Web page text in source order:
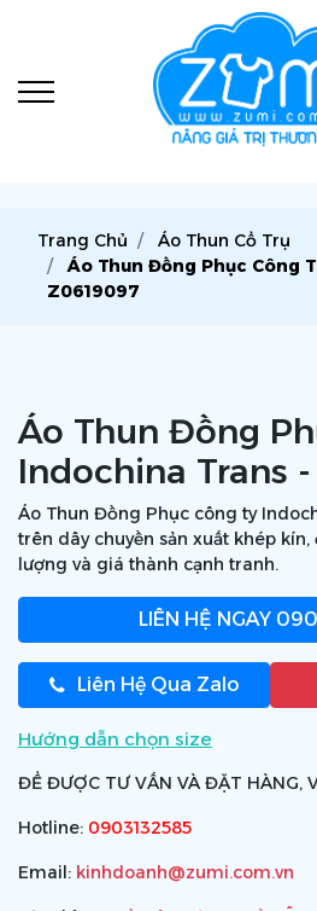
Trang Chủ
Áo Thun Cổ Trụ
Áo Thun Đồng Phục Công
Z0619097
Áo Thun Đồng
Indochina Trans
Áo Thun Đồng Phục công ty
trên dây chuyền sản xuất khép
lượng và giá thành cạnh tranh.
LIÊN HỆ NGAY
Liên Hệ Qua Zalo
Hướng dẫn chọn size
ĐỂ ĐƯỢC TƯ VẤN VÀ ĐẶT HÀNG,
Hotline: 0903132585
Email: kinhdoanh@zumi.com.vn